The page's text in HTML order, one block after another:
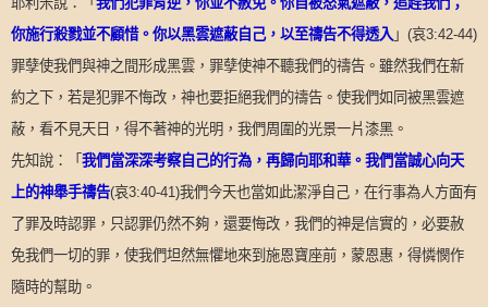
你施行殺戮並不顧惜。你以黑雲遮蔽自己，以至禱告不得透入」 (哀3:42-44)
罪孽使我們與神之間形成黑雲，罪孽使神不聽我們的禱告。雖然我們在新
約之下，若是犯罪不悔改，神也要拒絕我們的禱告。使我們如同被黑雲遮
蔽，看不見天日，得不著神的光明，我們周圍的光景一片漆黑。
先知說：
「我們當深深考察自己的行為，再歸向耶和華。我們當誠心向天
上的神舉手禱告(哀3:40-41)我們今天也當如此潔淨自己，在行事為人方面有
了罪及時認罪，只認罪仍然不夠，還要悔改，我們的神是信實的，必要赦
免我們一切的罪，使我們坦然無懼地來到施恩寶座前，蒙恩惠，得憐憫作
隨時的幫助。